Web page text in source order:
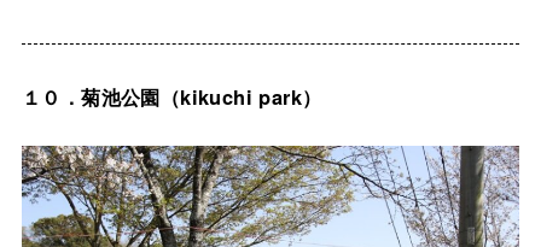
１０．菊池公園（kikuchi park）